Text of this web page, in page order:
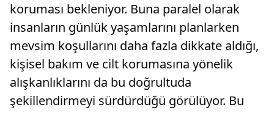
koruması bekleniyor. Buna paralel olarak
insanların günlük yaşamlarını planlarken
mevsim koşullarını daha fazla dikkate aldığı,
kişisel bakım ve cilt korumasına yönelik
alışkanlıklarını da bu doğrultuda
şekillendirmeyi sürdürdüğü görülüyor. Bu